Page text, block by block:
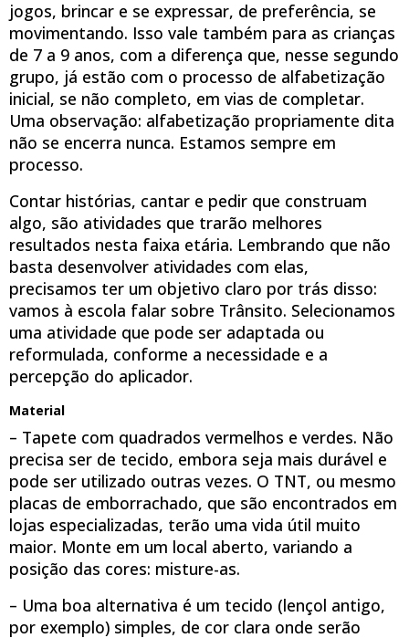
jogos, brincar e se expressar, de preferência, se
movimentando. Isso vale também para as crianças
de 7 a 9 anos, com a diferença que, nesse segundo
grupo, já estão com o processo de alfabetização
inicial, se não completo, em vias de completar.
Uma observação: alfabetização propriamente dita
não se encerra nunca. Estamos sempre em
processo.
Contar histórias, cantar e pedir que construam
algo, são atividades que trarão melhores
resultados nesta faixa etária. Lembrando que não
basta desenvolver atividades com elas,
precisamos ter um objetivo claro por trás disso:
vamos à escola falar sobre Trânsito. Selecionamos
uma atividade que pode ser adaptada ou
reformulada, conforme a necessidade e a
percepção do aplicador.
Material
– Tapete com quadrados vermelhos e verdes. Não
precisa ser de tecido, embora seja mais durável e
pode ser utilizado outras vezes. O TNT, ou mesmo
placas de emborrachado, que são encontrados em
lojas especializadas, terão uma vida útil muito
maior. Monte em um local aberto, variando a
posição das cores: misture-as.
– Uma boa alternativa é um tecido (lençol antigo,
por exemplo) simples, de cor clara onde serão